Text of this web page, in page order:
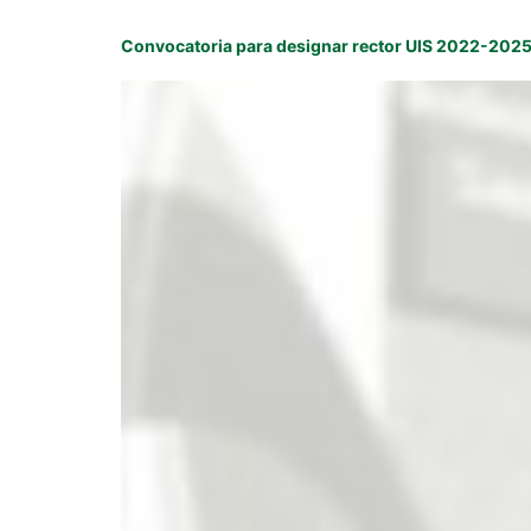
Convocatoria para designar rector UIS 2022-2025